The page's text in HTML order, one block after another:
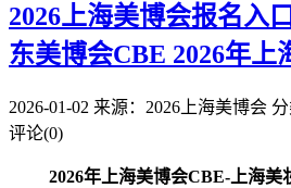
2026上海美博会报名入
东美博会CBE 2026年上
2026-01-02 来源：2026上海美博会 分
评论(0)
2026年上海美博会CBE-上海美